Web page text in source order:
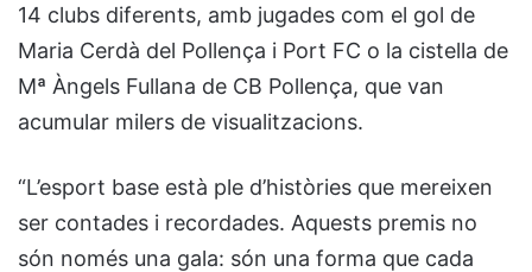
14 clubs diferents, amb jugades com el gol de
Maria Cerdà del Pollença i Port FC o la cistella de
Mª Àngels Fullana de CB Pollença, que van
acumular milers de visualitzacions.
“L’esport base està ple d’històries que mereixen
ser contades i recordades. Aquests premis no
són només una gala: són una forma que cada